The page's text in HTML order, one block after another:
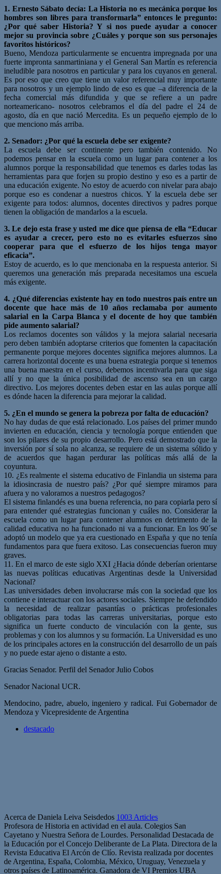
1. Ernesto Sábato decía: La Historia no es mecánica porque los
hombres son libres para transformarla” entonces le pregunto:
¿Por qué saber Historia? Y si nos puede ayudar a conocer
mejor su provincia sobre ¿Cuáles y porque son sus personajes
favoritos históricos?
Bueno, Mendoza particularmente se encuentra impregnada por una
fuerte impronta sanmartiniana y el General San Martín es referencia
ineludible para nosotros en particular y para los cuyanos en general.
Es por eso que creo que tiene un valor referencial muy importante
para nosotros y un ejemplo lindo de eso es que –a diferencia de la
fecha comercial más difundida y que se refiere a un padre
norteamericano- nosotros celebramos el día del padre el 24 de
agosto, día en que nació Mercedita. Es un pequeño ejemplo de lo
que menciono más arriba.
2. Senador: ¿Por qué la escuela debe ser exigente?
La escuela debe ser continente pero también contenido. No
podemos pensar en la escuela como un lugar para contener a los
alumnos porque la responsabilidad que tenemos es darles todas las
herramientas para que forjen su propio destino y eso es a partir de
una educación exigente. No estoy de acuerdo con nivelar para abajo
porque eso es condenar a nuestros chicos. Y la escuela debe ser
exigente para todos: alumnos, docentes directivos y padres porque
tienen la obligación de mandarlos a la escuela.
3. Le dejo esta frase y usted me dice que piensa de ella “Educar
es ayudar a crecer, pero esto no es evitarles esfuerzos sino
cooperar para que el esfuerzo de los hijos tenga mayor
eficacia”.
Estoy de acuerdo, es lo que mencionaba en la respuesta anterior. Si
queremos una generación más preparada necesitamos una escuela
más exigente.
4. ¿Qué diferencias existente hay en todo nuestros país entre un
docente que hace más de 10 años reclamaba por aumento
salarial en la Carpa Blanca y el docente de hoy que también
pide aumento salarial?
Los reclamos docentes son válidos y la mejora salarial necesaria
pero deben también adoptarse criterios que fomenten la capacitación
permanente porque mejores docentes significa mejores alumnos. La
carrera horizontal docente es una buena estrategia porque si tenemos
una buena maestra en el curso, debemos incentivarla para que siga
allí y no que la única posibilidad de ascenso sea en un cargo
directivo. Los mejores docentes deben estar en las aulas porque allí
es dónde hacen la diferencia para mejorar la calidad.
5. ¿En el mundo se genera la pobreza por falta de educación?
No hay dudas de que está relacionado. Los países del primer mundo
invierten en educación, ciencia y tecnología porque entienden que
son los pilares de su propio desarrollo. Pero está demostrado que la
inversión por sí sola no alcanza, se requiere de un sistema sólido y
de acuerdos que hagan perdurar las políticas más allá de la
coyuntura.
10. ¿Es realmente el sistema educativo de Finlandia un sistema para
la idiosincrasia de nuestro país? ¿Por qué siempre miramos para
afuera y no valoramos a nuestros pedagogos?
El sistema finlandés es una buena referencia, no para copiarla pero sí
para entender qué estrategias funcionan y cuáles no. Considerar la
escuela como un lugar para contener alumnos en detrimento de la
calidad educativa no ha funcionado ni va a funcionar. En los 90´se
adoptó un modelo que ya era cuestionado en España y que no tenía
fundamentos para que fuera exitoso. Las consecuencias fueron muy
graves.
11. En el marco de este siglo XXI ¿Hacia dónde deberían orientarse
las nuevas políticas educativas Argentinas desde la Universidad
Nacional?
Las universidades deben involucrarse más con la sociedad que los
contiene e interactuar con los actores sociales. Siempre he defendido
la necesidad de realizar pasantías o prácticas profesionales
obligatorias para todas las carreras universitarias, porque esto
significa un fuerte conducto de vinculación con la gente, sus
problemas y con los alumnos y su formación. La Universidad es uno
de los principales actores en la construcción del desarrollo de un país
y no puede estar ajeno o distante a esto.
Gracias Senador. Perfil del Senador Julio Cobos
Senador Nacional UCR.
Mendocino, padre, abuelo, ingeniero y radical. Fui Gobernador de
Mendoza y Vicepresidente de Argentina
destacado
Acerca de Daniela Leiva Seisdedos 1003 Articles
Profesora de Historia en actividad en el aula. Colegios San
Cayetano y Nuestra Señora de Lourdes. Personalidad Destacada de
la Educación por el Concejo Deliberante de La Plata. Directora de la
Revista Educativa El Arcón de Clío. Revista realizada por docentes
de Argentina, España, Colombia, México, Uruguay, Venezuela y
otros países de Latinoamérica. Ganadora de VI Premios UBA